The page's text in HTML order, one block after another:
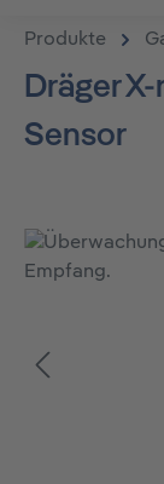
Produkte
Dräger
Sensor
Bildergalerie